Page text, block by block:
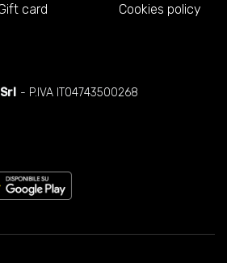
card
Cookies policy
- P.IVA IT04743500268